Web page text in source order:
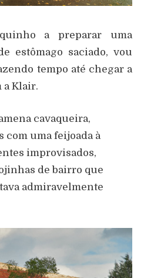
a preparar uma
estômago saciado, vou
tempo até chegar a
a Klair.
cavaqueira,
com uma feijoada à
improvisados,
de bairro que
admiravelmente